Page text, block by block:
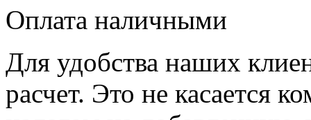
Оплата наличными
Для удобства наших
расчет. Это не касается